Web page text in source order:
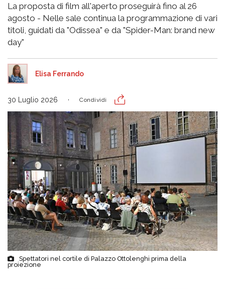
La proposta di film all'aperto proseguirà fino al 26
agosto - Nelle sale continua la programmazione di vari
titoli, guidati da "Odissea" e da "Spider-Man: brand new
day"
Elisa Ferrando
30 Luglio 2026 Condividi
Spettatori nel cortile di Palazzo Ottolenghi prima della
proiezione